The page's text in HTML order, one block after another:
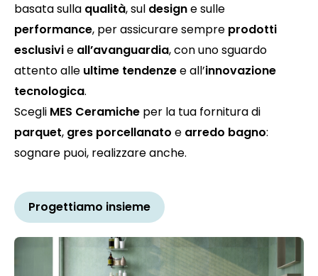
basata sulla qualità, sul designe sulle
performance, per assicurare sempre prodotti
esclusivie all’avanguardia, con uno sguardo
attento alle ultime tendenzee all’innovazione
tecnologica.
Scegli MES Ceramiche per la tua fornitura di
parquet, gres porcellanato e arredo bagno:
sognare puoi, realizzare anche.
Progettiamo insieme